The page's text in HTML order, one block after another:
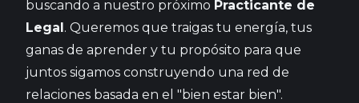
buscando a nuestro próximo Practicante de
Legal. Queremos que traigas tu energía, tus
ganas de aprender y tu propósito para que
juntos sigamos construyendo una red de
relaciones basada en el "bien estar bien".